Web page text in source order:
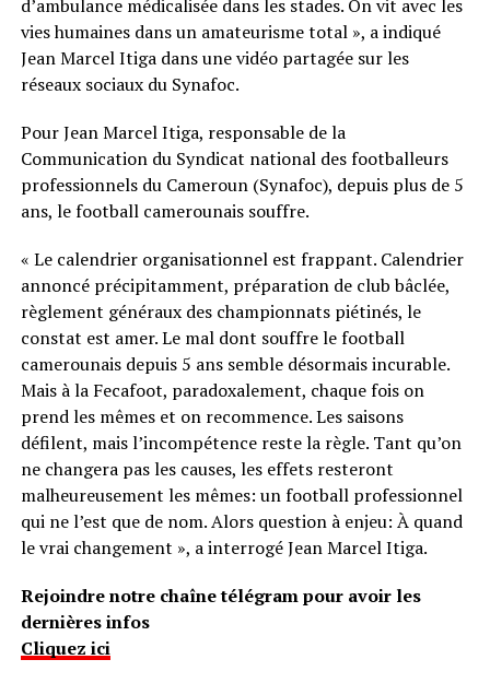
d’ambulance médicalisée dans les stades. On vit avec les
vies humaines dans un amateurisme total », a indiqué
Jean Marcel Itiga dans une vidéo partagée sur les
réseaux sociaux du Synafoc.
Pour Jean Marcel Itiga, responsable de la
Communication du Syndicat national des footballeurs
professionnels du Cameroun (Synafoc), depuis plus de 5
ans, le football camerounais souffre.
« Le calendrier organisationnel est frappant. Calendrier
annoncé précipitamment, préparation de club bâclée,
règlement généraux des championnats piétinés, le
constat est amer. Le mal dont souffre le football
camerounais depuis 5 ans semble désormais incurable.
Mais à la Fecafoot, paradoxalement, chaque fois on
prend les mêmes et on recommence. Les saisons
défilent, mais l’incompétence reste la règle. Tant qu’on
ne changera pas les causes, les effets resteront
malheureusement les mêmes: un football professionnel
qui ne l’est que de nom. Alors question à enjeu: À quand
le vrai changement », a interrogé Jean Marcel Itiga.
Rejoindre notre chaîne télégram pour avoir les
dernières infos
Cliquez ici